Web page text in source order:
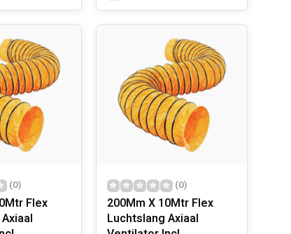
(0)
Flex
(0)
200Mm X 10Mtr Flex
Luchtslang Axiaal